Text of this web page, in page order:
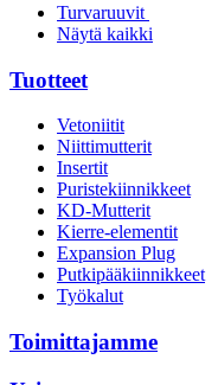
Turvaruuvit
Näytä kaikki
Tuotteet
Vetoniitit
Niittimutterit
Insertit
Puristekiinnikkeet
KD-Mutterit
Kierre-elementit
Expansion Plug
Putkipääkiinnikkeet
Työkalut
Toimittajamme